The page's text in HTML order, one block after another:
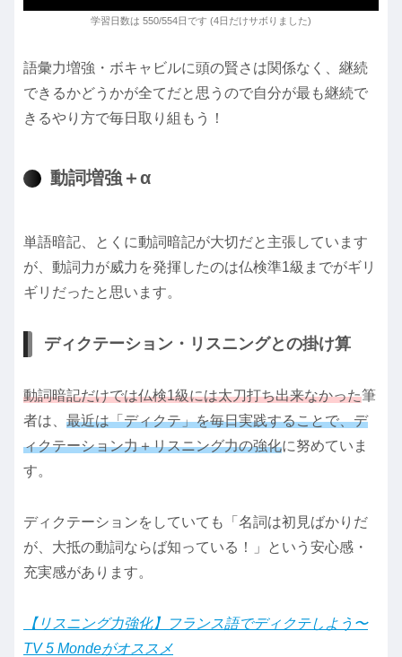
学習日数は 550/554日です (4日だけサボりました)
語彙力増強・ボキャビルに頭の賢さは関係なく、継続
できるかどうかが全てだと思うので自分が最も継続で
きるやり方で毎日取り組もう！
動詞増強＋α
単語暗記、とくに動詞暗記が大切だと主張しています
が、動詞力が威力を発揮したのは仏検準1級までがギリ
ギリだったと思います。
ディクテーション・リスニングとの掛け算
動詞暗記だけでは仏検1級には太刀打ち出来なかった筆
者は、 最近は「ディクテ」を毎日実践することで、デ
ィクテーション力＋リスニング力の強化に努めていま
す。
ディクテーションをしていても「名詞は初見ばかりだ
が、大抵の動詞ならば知っている！」という安心感・
充実感があります。
【リスニング力強化】フランス語でディクテしよう〜
TV 5 Mondeがオススメ